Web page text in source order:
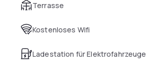
Terrasse
Kostenloses Wifi
Ladestation für Elektrofahrzeuge